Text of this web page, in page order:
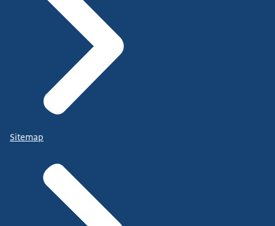
Sitemap